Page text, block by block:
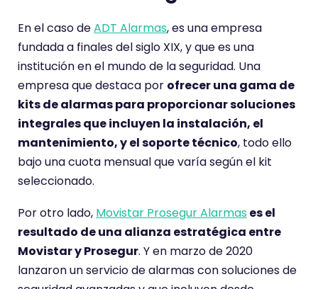
En el caso deADT Alarmas, es una empresa
fundada a finales del siglo XIX,y que es una
institución en el mundo de la seguridad. Una
empresa que destaca por ofrecer una gama de
kits de alarmas para proporcionar soluciones
integrales que incluyen la instalación, el
mantenimiento, y el soporte técnico, todo ello
bajo una cuota mensual que varía según el kit
seleccionado.
Por otro lado, Movistar Prosegur Alarmases el
resultado de una alianza estratégica entre
Movistar y Prosegur. Y en marzo de 2020
lanzaron un servicio de alarmas con soluciones de